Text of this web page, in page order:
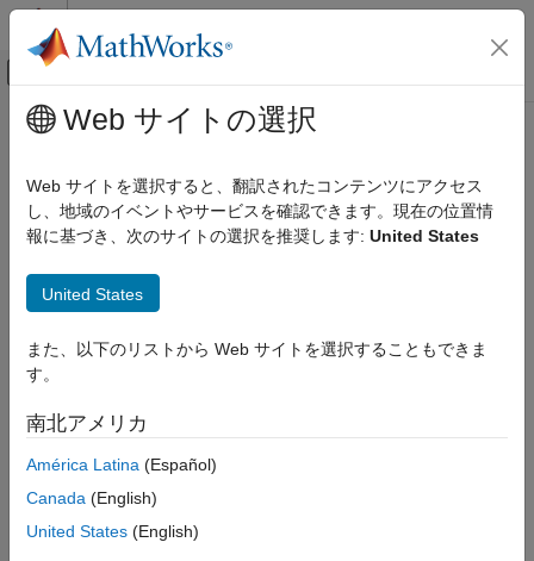
コンテンツへスキップ
オフキャンバス ナビゲーション メ
ドキュメンテーションのホーム
Data Import and Analysis
Data Import and Export
Hardware Boards and Kits
Arduino Hardware
Extend Support Package Capabilities
Custom Arduino Libraries
validatePin
Description
Examples
メインコンテンツ
validatePin
Validate that pin supports specific functionality
Syntax
Description
Package for Arduino Hardware
validatePin( arduinoObj
functionality on the pin and throws an error if not supported.
Web サイトの選択
Web サイトを選択すると、翻訳されたコンテンツにアクセス
し、地域のイベントやサービスを確認できます。現在の位置情
報に基づき、次のサイトの選択を推奨します: United States
United States
また、以下のリストから Web サイトを選択することもできま
す。
南北アメリカ
América Latina (Español)
Canada (English)
United States (English)